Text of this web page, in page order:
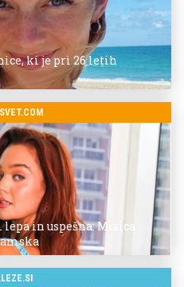
ki je pri 26 letih
in uspešna: Misica